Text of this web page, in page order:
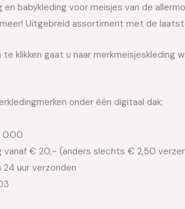
en babykleding voor meisjes van de
Uitgebreid assortiment met de
te klikken gaat u naar merkmeisjeskleding
onder één digitaal dak;
0.00
vanaf € 20,- (anders slechts € 2,50
24 uur verzonden